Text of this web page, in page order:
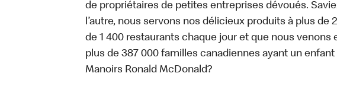
de propriétaires de petites entreprises dévoués.
l’autre, nous servons nos délicieux produits à plus de
de 1 400 restaurants chaque jour et que nous venons
plus de 387 000 familles canadiennes ayant un
Manoirs Ronald McDonald?